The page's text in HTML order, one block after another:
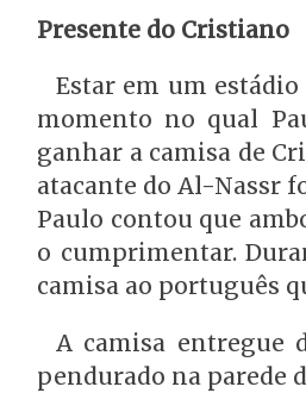
Presente do Cristiano
Estar em um
momento no qual
ganhar a camisa de
atacante do Al-Nassr
Paulo contou que
o cumprimentar.
camisa ao português
A camisa entregue
pendurado na parede